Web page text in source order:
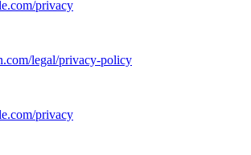
privacy
legal/privacy-policy
privacy